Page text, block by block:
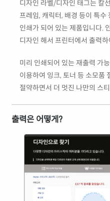
디자인 라벨/디자인 태그는 칼
프레임, 캐릭터, 배경 등이 특수
인쇄가 되어 있는 제품입니다.
디자인 해서 프린터에서 출력
미리 인쇄되어 있는 재출력 가
이용하여 잉크, 토너 등 소모품
절약하면서 더 멋진 나만의 스
출력은 어떻게?